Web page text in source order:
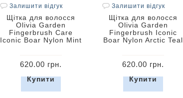
Залишити відгук
Щітка для волосся
Olivia Garden
Fingerbrush Care
Iconic Boar Nylon Mint
620.00 грн.
Купити
Залишити відгук
Щітка для волосся
Olivia Garden
Fingerbrush Iconic
Boar Nylon Arctic Teal
620.00 грн.
Купити